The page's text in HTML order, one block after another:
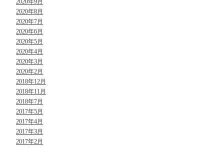
2020年9月
2020年8月
2020年7月
2020年6月
2020年5月
2020年4月
2020年3月
2020年2月
2018年12月
2018年11月
2018年7月
2017年5月
2017年4月
2017年3月
2017年2月